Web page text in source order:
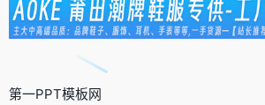
第一PPT模板网